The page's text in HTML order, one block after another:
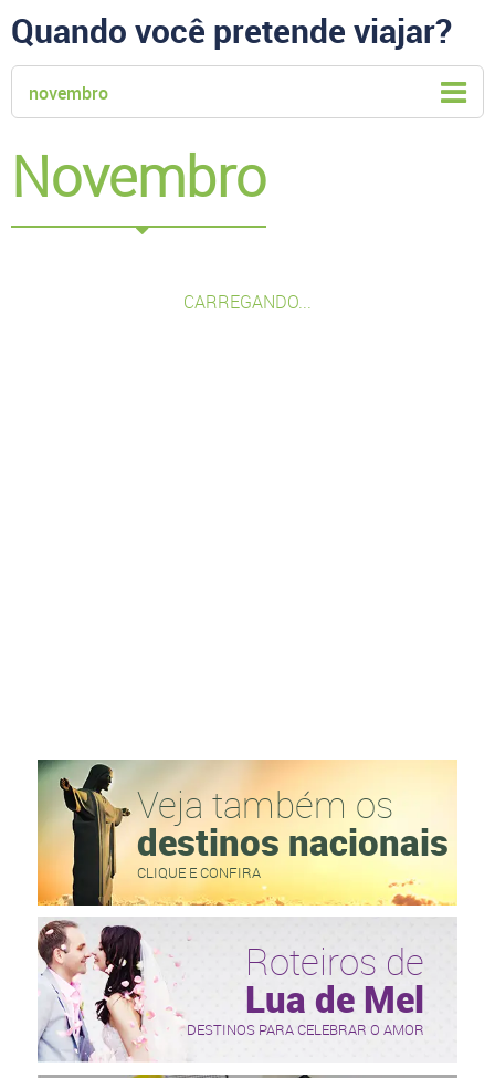
Quando você pretende viajar?
novembro
Novembro
CARREGANDO...
Veja também os
destinos nacionais
CLIQUE E CONFIRA
Roteiros de
Lua de Mel
DESTINOS PARA CELEBRAR O AMOR